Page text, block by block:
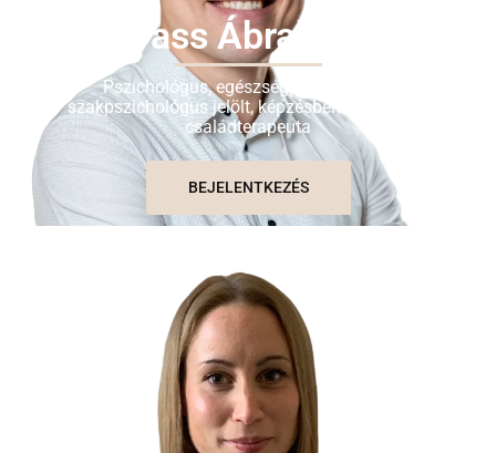
Vass Ábrahám
Pszichológus, egészségpszichológiai
szakpszichológus jelölt, képzésben lévő pár és
családterapeuta
BEJELENTKEZÉS